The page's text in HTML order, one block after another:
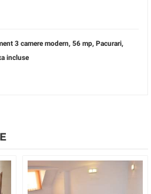
3 camere modern, 56 mp, Pacurari,
incluse